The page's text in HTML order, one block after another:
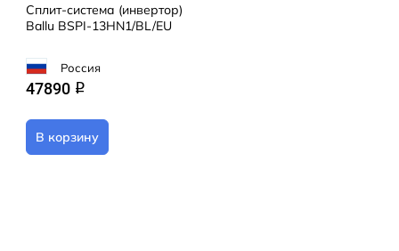
Сплит-система (инвертор)
Ballu BSPI-13HN1/BL/EU
Россия
47890 q
В корзину